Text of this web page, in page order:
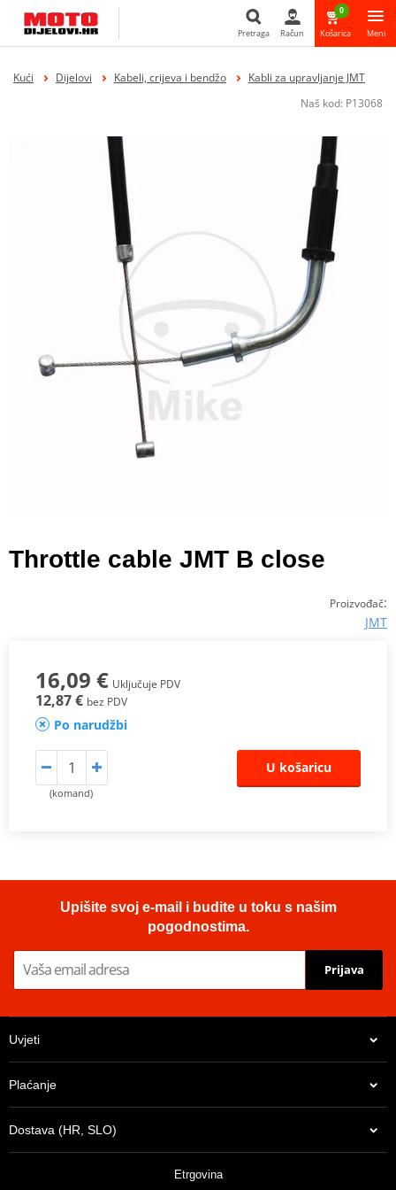
Pretraga
Pretraga Račun
0
Košarica Meni
Kući Dijelovi Kabeli, crijeva i bendžo
Kabli za upravljanje JMT
Naš kod: P13068
Throttle cable JMT B close
Proizvođač:
JMT
16,09 € Uključuje PDV
12,87 € bez PDV
Po narudžbi
(komand)
U košaricu
Upišite svoj e-mail i budite u toku s našim
pogodnostima.
Prijava
Uvjeti
Plaćanje
Dostava (HR, SLO)
Etrgovina